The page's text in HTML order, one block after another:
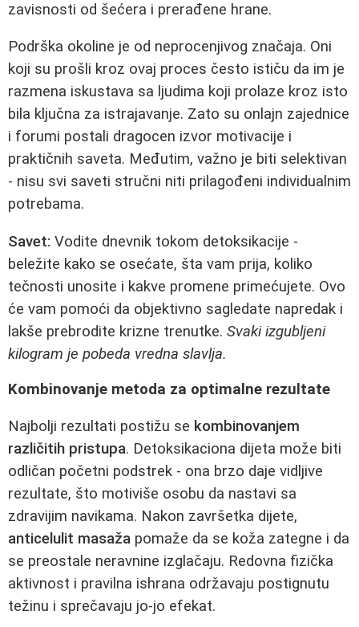
zavisnosti od šećera i prerađene hrane.
Podrška okoline je od neprocenjivog značaja. Oni
koji su prošli kroz ovaj proces često ističu da im je
razmena iskustava sa ljudima koji prolaze kroz isto
bila ključna za istrajavanje. Zato su onlajn zajednice
i forumi postali dragocen izvor motivacije i
praktičnih saveta. Međutim, važno je biti selektivan
- nisu svi saveti stručni niti prilagođeni individualnim
potrebama.
Savet: Vodite dnevnik tokom detoksikacije -
beležite kako se osećate, šta vam prija, koliko
tečnosti unosite i kakve promene primećujete. Ovo
će vam pomoći da objektivno sagledate napredak i
lakše prebrodite krizne trenutke. Svaki izgubljeni
kilogram je pobeda vredna slavlja.
Kombinovanje metoda za optimalne rezultate
Najbolji rezultati postižu se kombinovanjem
različitih pristupa. Detoksikaciona dijeta može biti
odličan početni podstrek - ona brzo daje vidljive
rezultate, što motiviše osobu da nastavi sa
zdravijim navikama. Nakon završetka dijete,
anticelulit masaža pomaže da se koža zategne i da
se preostale neravnine izglačaju. Redovna fizička
aktivnost i pravilna ishrana održavaju postignutu
težinu i sprečavaju jo-jo efekat.